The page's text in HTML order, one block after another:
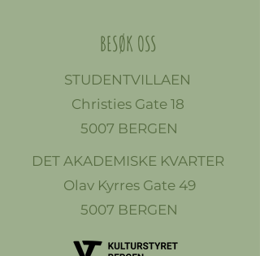
BESØK OSS
STUDENTVILLAEN
Christies Gate 18
5007 BERGEN
DET AKADEMISKE KVARTER
Olav Kyrres Gate 49
5007 BERGEN